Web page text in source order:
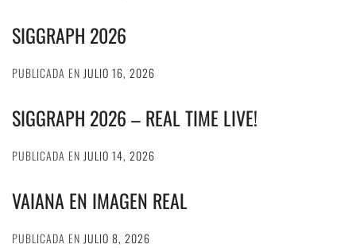
SIGGRAPH 2026
PUBLICADA EN JULIO 16, 2026
SIGGRAPH 2026 – REAL TIME LIVE!
PUBLICADA EN JULIO 14, 2026
VAIANA EN IMAGEN REAL
PUBLICADA EN JULIO 8, 2026